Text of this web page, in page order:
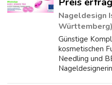
Nageldesign
Württemberg)
Günstige
kosmetischen
Needling und